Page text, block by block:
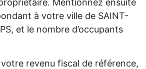
Mentionnez ensuite
à votre ville de SAINT-
et le nombre d’occupants
revenu fiscal de référence,